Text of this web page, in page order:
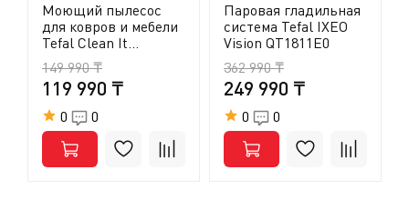
Моющий пылесос
для ковров и мебели
Tefal Clean It
IZ5020F0
119 990 ₸
149 990 ₸
0 0
Паровая гладильная
система Tefal IXEO
Vision QT1811E0
249 990 ₸
362 990 ₸
0 0